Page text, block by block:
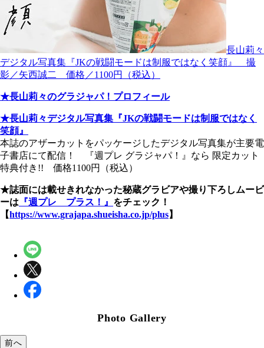
長山莉々
デジタル写真集『JKの戦闘モードは制服ではなく笑顔』 撮
影／矢西誠二 価格／1100円（税込）
★長山莉々のグラジャパ！プロフィール
★長山莉々デジタル写真集『JKの戦闘モードは制服ではなく
笑顔』
本誌のアザーカットをパッケージしたデジタル写真集が主要電
子書店にて配信！ 『週プレ グラジャパ！』なら 限定カット
特典付き!! 価格1100円（税込）
★誌面には載せきれなかった秘蔵グラビアや撮り下ろしムービ
ーは 『週プレ プラス！』 をチェック！
【https://www.grajapa.shueisha.co.jp/plus】
Photo Gallery
前へ